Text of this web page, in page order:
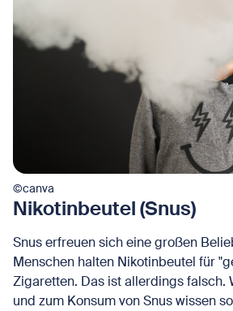
©canva
Nikotinbeutel (Snus)
Snus erfreuen sich eine großen
Menschen halten Nikotinbeutel für
Zigaretten. Das ist allerdings falsch.
und zum Konsum von Snus wissen